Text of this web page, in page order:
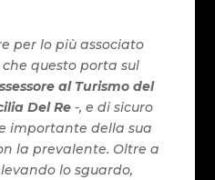
per lo più associato
questo porta sul
al Turismo del
Del Re-, e di sicuro
importante della sua
la prevalente. Oltre a
lo sguardo,